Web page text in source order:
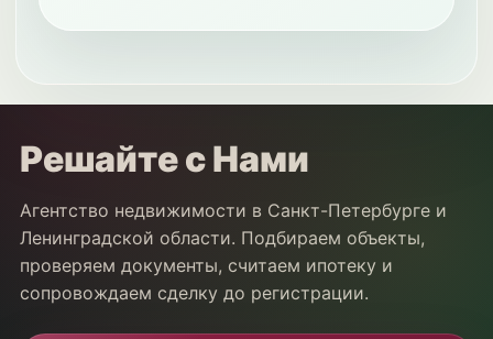
Решайте с Нами
Агентство недвижимости в Санкт-Петербурге и
Ленинградской области. Подбираем объекты,
проверяем документы, считаем ипотеку и
сопровождаем сделку до регистрации.